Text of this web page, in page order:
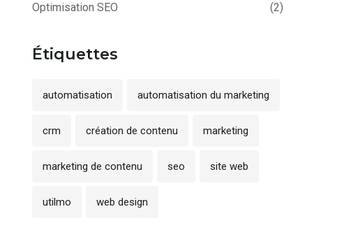
Optimisation SEO (2)
Étiquettes
automatisation automatisation du marketing
crm création de contenu marketing
marketing de contenu seo site web
utilmo web design